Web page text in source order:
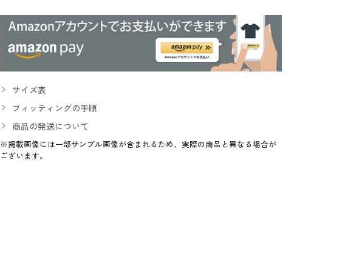
サイズ表
フィッティングの手順
商品の発送について
※掲載画像には一部サンプル画像が含まれるため、実際の商品と異なる場合が
ございます。